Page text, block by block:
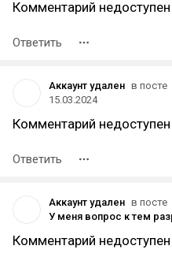
Комментарий недоступен
Ответить
Аккаунт удален в посте
15.03.2024
Комментарий недоступен
Ответить
Аккаунт удален в посте
Комментарий недоступен